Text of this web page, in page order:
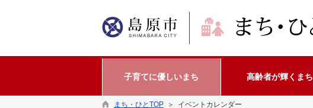
子育てに優しいまち 高齢者が輝くまち
まち・ひとTOP ＞ イベントカレンダー